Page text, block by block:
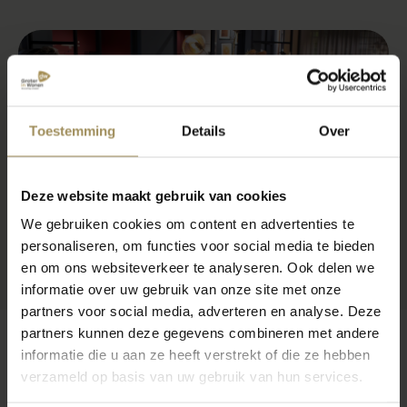
Toestemming Details Over
Deze website maakt gebruik van cookies
We gebruiken cookies om content en advertenties te
personaliseren, om functies voor social media te bieden
en om ons websiteverkeer te analyseren. Ook delen we
informatie over uw gebruik van onze site met onze
partners voor social media, adverteren en analyse. Deze
partners kunnen deze gegevens combineren met andere
informatie die u aan ze heeft verstrekt of die ze hebben
verzameld op basis van uw gebruik van hun services.